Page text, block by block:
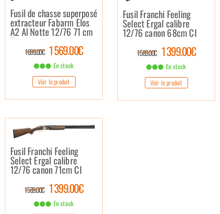
Fusil de chasse superposé
extracteur Fabarm Elos
A2 Al Notte 12/76 71 cm
Ergal
1 699.00€ 1 569.00€
En stock
Voir le produit
Fusil Franchi Feeling
Select Ergal calibre
12/76 canon 68cm CI
1 589.00€ 1 399.00€
En stock
Voir le produit
Fusil Franchi Feeling
Select Ergal calibre
12/76 canon 71cm CI
1 589.00€ 1 399.00€
En stock